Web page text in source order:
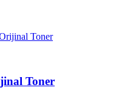
Toner